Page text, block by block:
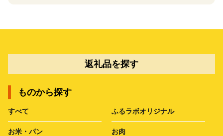
返礼品を探す
ものから探す
すべて ふるラボオリジナル
お米・パン お肉